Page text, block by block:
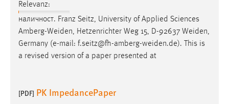
Relevanz:
наличност. Franz Seitz, University of Applied Sciences
Amberg-Weiden, Hetzenrichter Weg 15, D-92637 Weiden,
Germany (e-mail: f.seitz@fh-amberg-weiden.de). This is
a revised version of a paper presented at
[PDF] PK ImpedancePaper